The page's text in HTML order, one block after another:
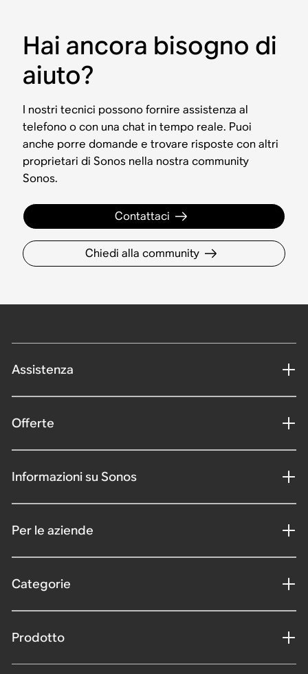
Hai ancora bisogno di
aiuto?
I nostri tecnici possono fornire assistenza al
telefono o con una chat in tempo reale. Puoi
anche porre domande e trovare risposte con altri
proprietari di Sonos nella nostra community
Sonos.
Contattaci
Chiedi alla community
Assistenza
Offerte
Informazioni su Sonos
Per le aziende
Categorie
Prodotto